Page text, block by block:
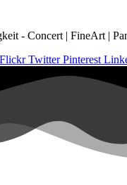
- Concert | FineArt |
Flickr Twitter Pinterest